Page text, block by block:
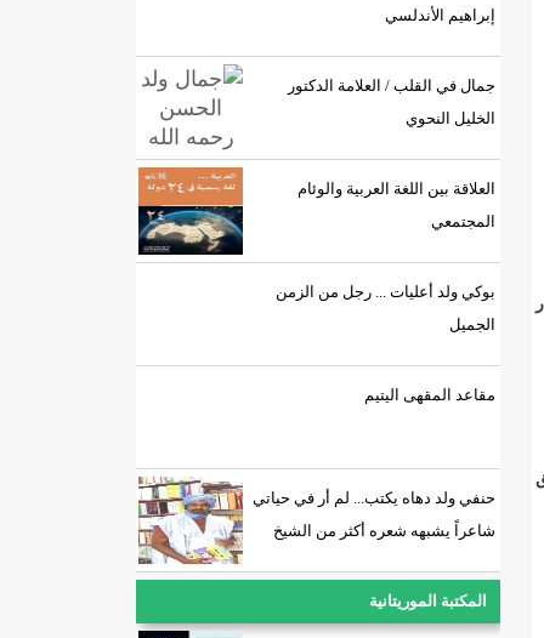
إبراهيم الأندلسي
جمال في القلب / العلامة الدكتور
الخليل النحوي
العلاقة بين اللغة العربية والوئام
المجتمعي
بوكي ولد أعليات ... رجل من الزمن
الجميل
مقاعد المقهى اليتيم
حنفي ولد دهاه يكتب... لم أر في حياتي
شاعراً يشبهه شعره أكثر من الشيخ
المكتبة الموريتانية